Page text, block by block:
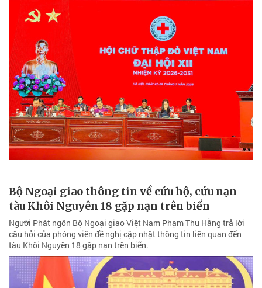
Bộ Ngoại giao thông tin về cứu hộ, cứu nạn
tàu Khôi Nguyên 18 gặp nạn trên biển
Người Phát ngôn Bộ Ngoại giao Việt Nam Phạm Thu Hằng trả lời
câu hỏi của phóng viên đề nghị cập nhật thông tin liên quan đến
tàu Khôi Nguyên 18 gặp nạn trên biển.